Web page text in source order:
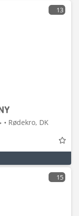
13
حفارات صغيرة أقل من 7 طن (حفارات صغيرة) • Rødekro, DK
15